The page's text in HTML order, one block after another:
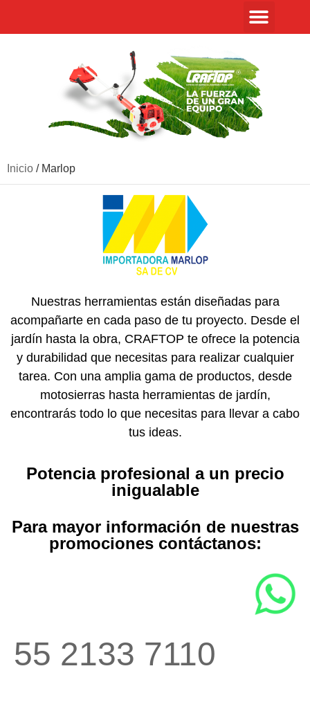
Inicio / Marlop
Nuestras herramientas están diseñadas para
acompañarte en cada paso de tu proyecto. Desde el
jardín hasta la obra, CRAFTOP te ofrece la potencia
y durabilidad que necesitas para realizar cualquier
tarea. Con una amplia gama de productos, desde
motosierras hasta herramientas de jardín,
encontrarás todo lo que necesitas para llevar a cabo
tus ideas.
Potencia profesional a un precio
inigualable
Para mayor información de nuestras
promociones contáctanos:
55 2133 7110